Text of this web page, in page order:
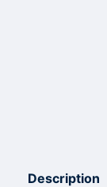
Description